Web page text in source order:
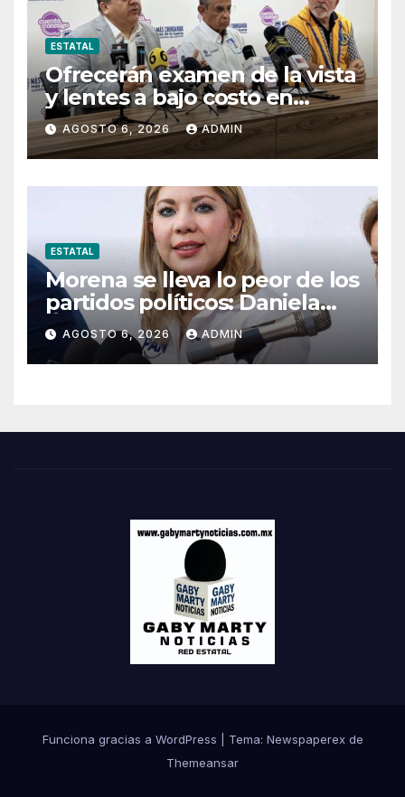
ESTATAL
Ofrecerán examen de la vista
y lentes a bajo costo en
Pueblito Mexicano
AGOSTO 6, 2026 ADMIN
ESTATAL
Morena se lleva lo peor de los
partidos políticos: Daniela
Álvarez
AGOSTO 6, 2026 ADMIN
Funciona gracias a WordPress
Tema: Newspaperex de
Themeansar